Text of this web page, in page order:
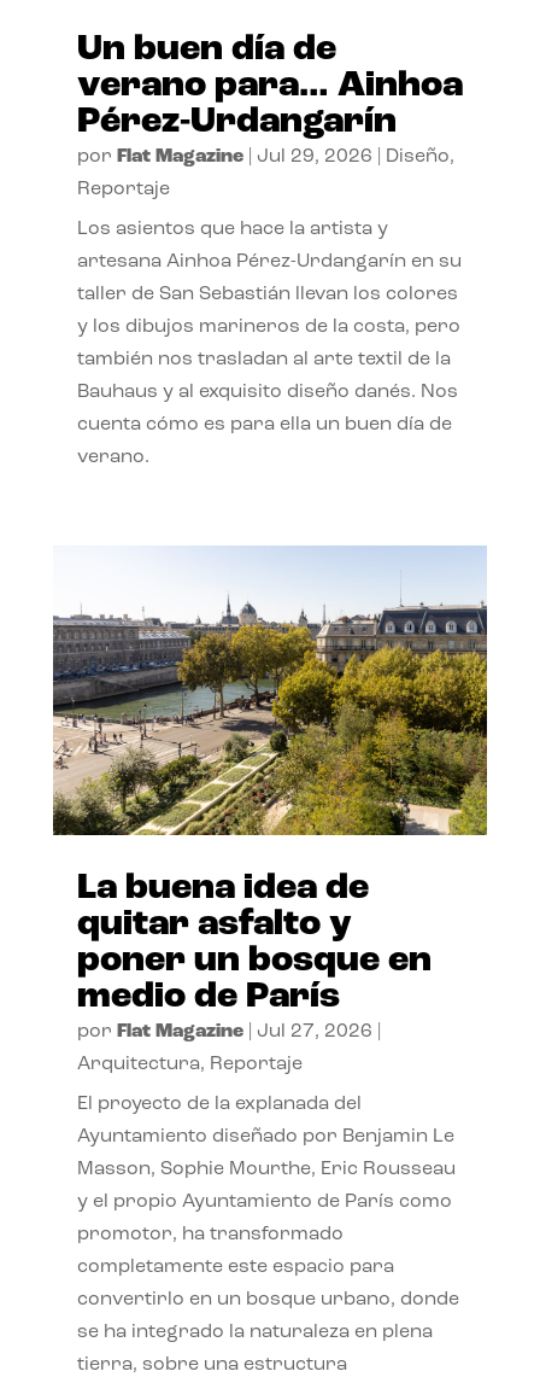
Un buen día de
verano para… Ainhoa
Pérez-Urdangarín
por Flat Magazine| Jul 29, 2026 Diseño,
Reportaje
Los asientos que hace la artista y
artesana Ainhoa Pérez-Urdangarín en su
taller de San Sebastián llevan los colores
y los dibujos marineros de la costa, pero
también nos trasladan al arte textil de la
Bauhaus y al exquisito diseño danés. Nos
cuenta cómo es para ella un buen día de
verano.
La buena idea de
quitar asfalto y
poner un bosque en
medio de París
por Flat Magazine| Jul 27, 2026
Arquitectura, Reportaje
El proyecto de la explanada del
Ayuntamiento diseñado por Benjamin Le
Masson, Sophie Mourthe, Eric Rousseau
y el propio Ayuntamiento de París como
promotor, ha transformado
completamente este espacio para
convertirlo en un bosque urbano, donde
se ha integrado la naturaleza en plena
tierra, sobre una estructura